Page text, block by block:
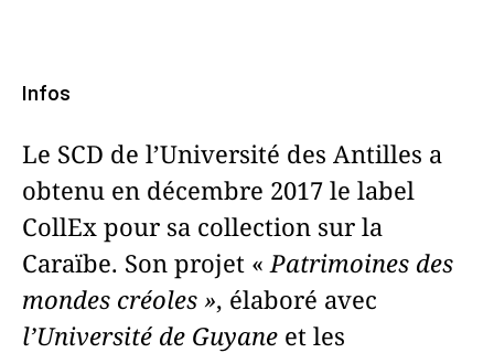
Infos
Le SCD de l’Université des Antilles a
obtenu en décembre 2017 le label
CollEx pour sa collection sur la
Caraïbe. Son projet « Patrimoines des
mondes créoles », élaboré avec
l’Université de Guyane et les